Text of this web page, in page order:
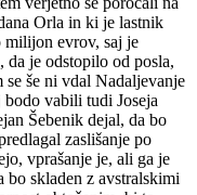
Orla in ki je lastnik
milijon evrov, saj je
da je odstopilo od posla,
še ni vdal Nadaljevanje
bodo vabili tudi Joseja
Šebenik dejal, da bo
zaslišanje po
vprašanje je, ali ga je
skladen z avstralskimi